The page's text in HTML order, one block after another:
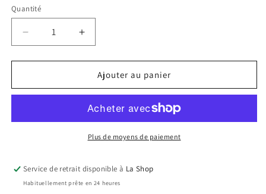
Quantité
Réduire
la
quantité
Pink
The
Augmenter
la
quantité
Pink
The
Final
Ajouter au panier
Plus de moyens de paiement
Service de retrait disponible à La Shop
Habituellement prête en 24 heures